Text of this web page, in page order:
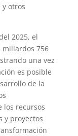
y otros
2025, el
millardos 756
una vez
es posible
de la
los recursos
y proyectos